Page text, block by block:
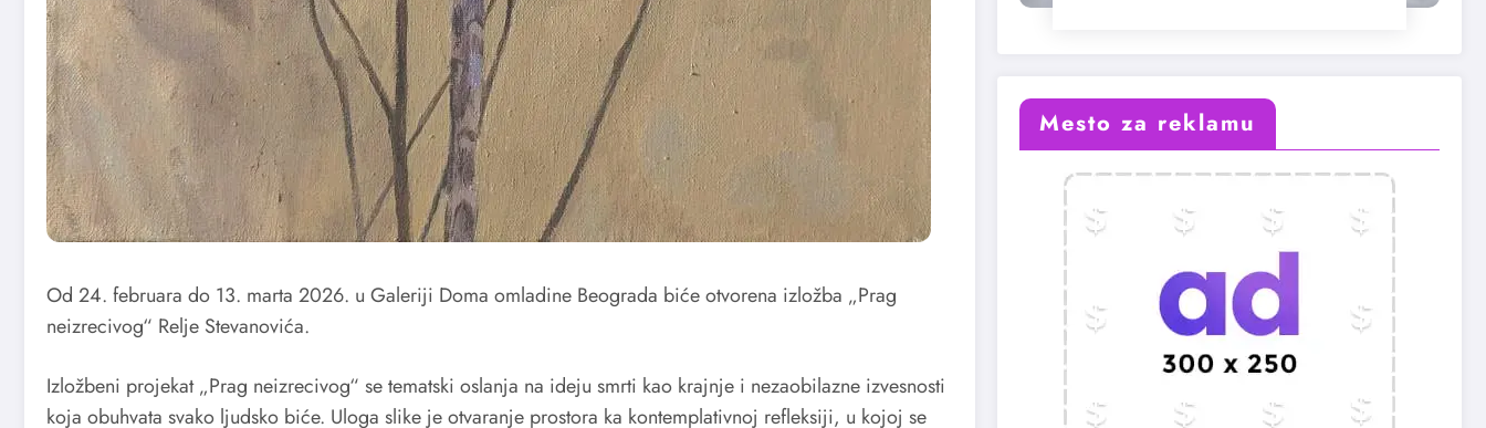
Od 24. februara do 13. marta 2026. u Galeriji Doma omladine Beograda biće otvorena izložba „Prag
neizrecivog“ Relje Stevanovića.
Izložbeni projekat „Prag neizrecivog“ se tematski oslanja na ideju smrti kao krajnje i nezaobilazne izvesnosti
koja obuhvata svako ljudsko biće. Uloga slike je otvaranje prostora ka kontemplativnoj refleksiji, u kojoj se
Mesto za reklamu